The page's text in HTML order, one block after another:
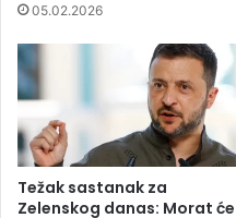
05.02.2026
Težak sastanak za
Zelenskog danas: Morat će